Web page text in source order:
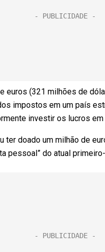
euros (321 milhões de
impostos em um país
investir os lucros em
ter doado um milhão de
pessoal” do atual